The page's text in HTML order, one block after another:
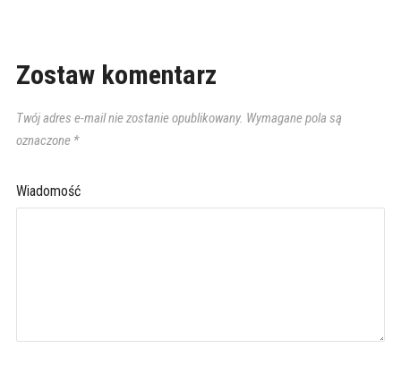
Zostaw komentarz
Twój adres e-mail nie zostanie opublikowany. Wymagane pola są
oznaczone *
Wiadomość